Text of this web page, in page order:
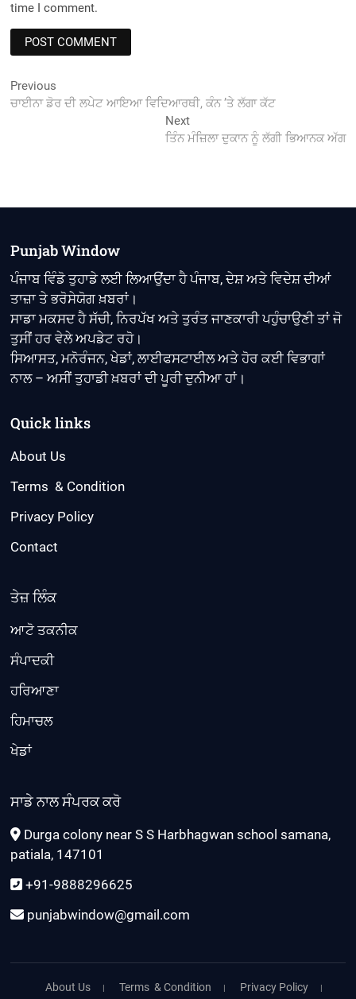
time I comment.
Post
navigation
Previous
post:
ਚਾਈਨਾ ਡੋਰ ਦੀ ਲਪੇਟ ਆਇਆ ਵਿਦਿਆਰਥੀ, ਕੰਨ ’ਤੇ ਲੱਗਾ ਕੱਟ
NextNext
post:
ਤਿੰਨ ਮੰਜ਼ਿਲਾ ਦੁਕਾਨ ਨੂੰ ਲੱਗੀ ਭਿਆਨਕ ਅੱਗ
Punjab Window
ਪੰਜਾਬ ਵਿੰਡੋ ਤੁਹਾਡੇ ਲਈ ਲਿਆਉਂਦਾ ਹੈ ਪੰਜਾਬ, ਦੇਸ਼ ਅਤੇ ਵਿਦੇਸ਼ ਦੀਆਂ
ਤਾਜ਼ਾ ਤੇ ਭਰੋਸੇਯੋਗ ਖ਼ਬਰਾਂ।
ਸਾਡਾ ਮਕਸਦ ਹੈ ਸੱਚੀ, ਨਿਰਪੱਖ ਅਤੇ ਤੁਰੰਤ ਜਾਣਕਾਰੀ ਪਹੁੰਚਾਉਣੀ ਤਾਂ ਜੋ
ਤੁਸੀਂ ਹਰ ਵੇਲੇ ਅਪਡੇਟ ਰਹੋ।
ਸਿਆਸਤ, ਮਨੋਰੰਜਨ, ਖੇਡਾਂ, ਲਾਈਫਸਟਾਈਲ ਅਤੇ ਹੋਰ ਕਈ ਵਿਭਾਗਾਂ
ਨਾਲ – ਅਸੀਂ ਤੁਹਾਡੀ ਖ਼ਬਰਾਂ ਦੀ ਪੂਰੀ ਦੁਨੀਆ ਹਾਂ।
Quick links
About Us
Terms & Condition
Privacy Policy
Contact
ਤੇਜ਼ ਲਿੰਕ
ਆਟੋ ਤਕਨੀਕ
ਸੰਪਾਦਕੀ
ਹਰਿਆਣਾ
ਹਿਮਾਚਲ
ਖੇਡਾਂ
ਸਾਡੇ ਨਾਲ ਸੰਪਰਕ ਕਰੋ
Durga colony near S S Harbhagwan school samana,
patiala, 147101
+91-9888296625
punjabwindow@gmail.com
About Us Terms & Condition
Privacy Policy